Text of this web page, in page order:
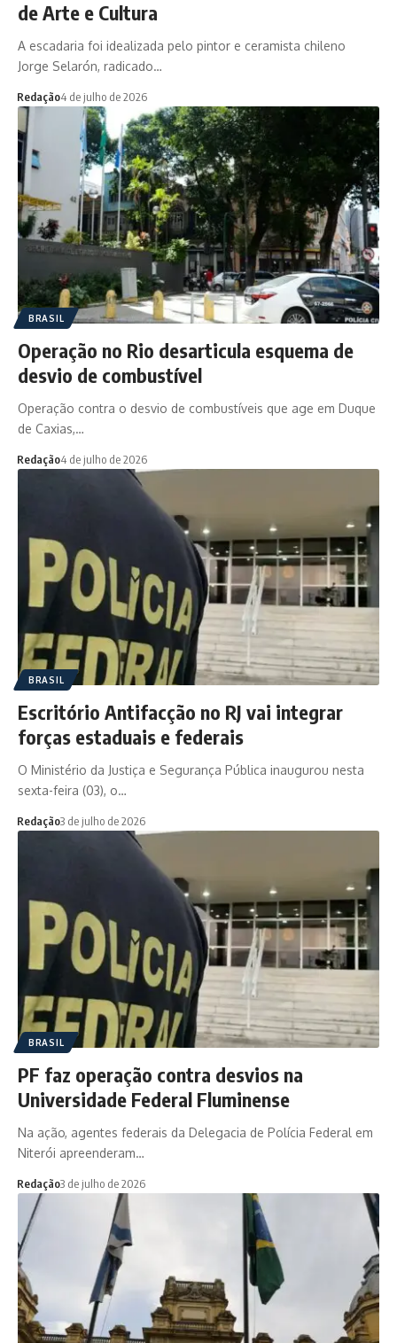
de Arte e Cultura
A escadaria foi idealizada pelo pintor e ceramista chileno
Jorge Selarón, radicado…
Redação4 de julho de 2026
BRASIL
Operação no Rio desarticula esquema de
desvio de combustível
Operação contra o desvio de combustíveis que age em Duque
de Caxias,…
Redação4 de julho de 2026
BRASIL
Escritório Antifacção no RJ vai integrar
forças estaduais e federais
O Ministério da Justiça e Segurança Pública inaugurou nesta
sexta-feira (03), o…
Redação3 de julho de 2026
BRASIL
PF faz operação contra desvios na
Universidade Federal Fluminense
Na ação, agentes federais da Delegacia de Polícia Federal em
Niterói apreenderam…
Redação3 de julho de 2026